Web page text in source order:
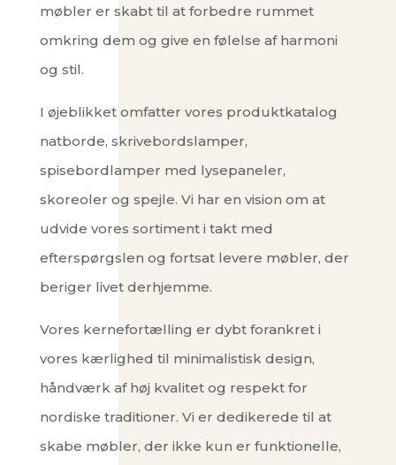
møbler er skabt til at forbedre rummet
omkring dem og give en følelse af harmoni
og stil.
I øjeblikket omfatter vores produktkatalog
natborde, skrivebordslamper,
spisebordlamper med lysepaneler,
skoreoler og spejle. Vi har en vision om at
udvide vores sortiment i takt med
efterspørgslen og fortsat levere møbler, der
beriger livet derhjemme.
Vores kernefortælling er dybt forankret i
vores kærlighed til minimalistisk design,
håndværk af høj kvalitet og respekt for
nordiske traditioner. Vi er dedikerede til at
skabe møbler, der ikke kun er funktionelle,